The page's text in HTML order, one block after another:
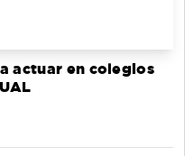
actuar en colegios